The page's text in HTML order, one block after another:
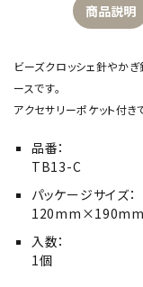
商品説明
ビーズクロッシェ針やか
ースです。
アクセサリーポケット付き
品番：
TB13-C
パッケージサイズ：
入数：
1個